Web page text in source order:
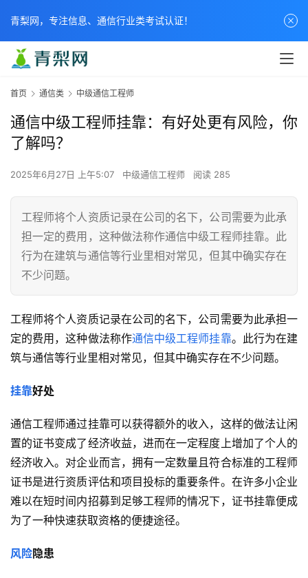
首页 通信类 中级通信工程师
通信中级工程师挂靠：有好处更有风险，你
了解吗？
2025年6月27日 上午5:07 中级通信工程师 阅读 285
工程师将个人资质记录在公司的名下，公司需要为此承
担一定的费用，这种做法称作通信中级工程师挂靠。此
行为在建筑与通信等行业里相对常见，但其中确实存在
不少问题。
工程师将个人资质记录在公司的名下，公司需要为此承担一
定的费用，这种做法称作通信中级工程师挂靠。此行为在建
筑与通信等行业里相对常见，但其中确实存在不少问题。
挂靠好处
通信工程师通过挂靠可以获得额外的收入，这样的做法让闲
置的证书变成了经济收益，进而在一定程度上增加了个人的
经济收入。对企业而言，拥有一定数量且符合标准的工程师
证书是进行资质评估和项目投标的重要条件。在许多小企业
难以在短时间内招募到足够工程师的情况下，证书挂靠便成
为了一种快速获取资格的便捷途径。
风险隐患
青梨网，专注信息、通信行业类考试认证！